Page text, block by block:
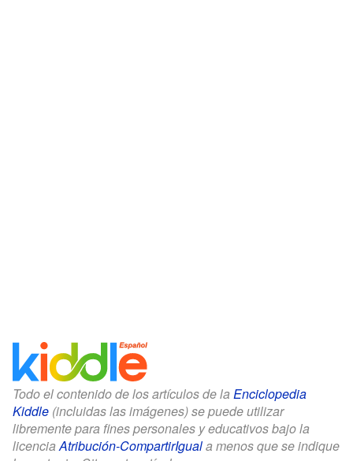
Todo el contenido de los artículos de la Enciclopedia
Kiddle (incluidas las imágenes) se puede utilizar
libremente para fines personales y educativos bajo la
licenciaAtribución-CompartirIguala menos que se indique